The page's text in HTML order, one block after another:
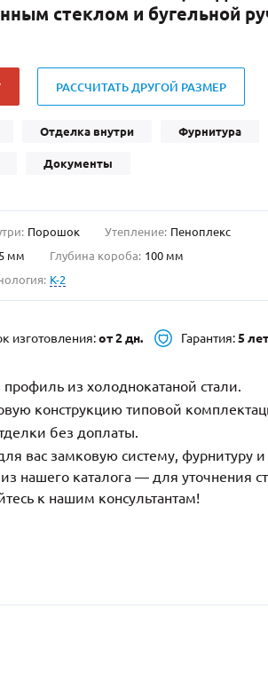
Нестандартные (479)
С фрамугой(265)
С внутренним открыванием(2)
стеклом и бугельной
РАССЧИТАТЬ ДРУГОЙ РАЗМЕР
Отделка внутри Фурнитура
Документы
Порошок Утепление: Пеноплекс
мм Глубина короба: 100 мм
K-2
изготовления:от 2 дн. Гарантия:5 лет
из холоднокатаной стали.
конструкцию типовой
без доплаты.
вас замковую систему, фурнитуру и
нашего каталога — для уточнения
к нашим консультантам!